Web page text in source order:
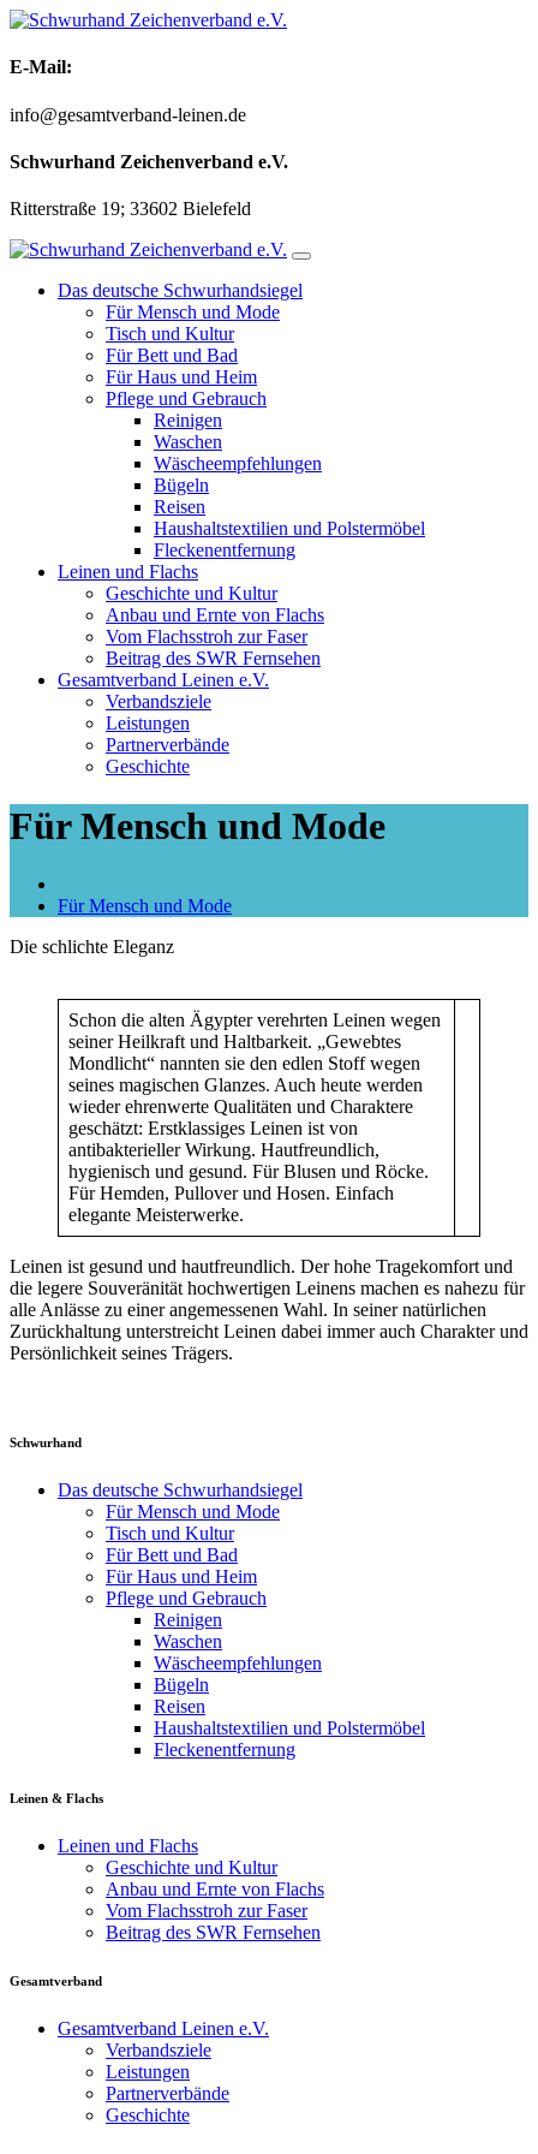
Zum
springen
E-Mail:
info@gesamtverband-leinen.de
Schwurhand Zeichenverband e.V.
Ritterstraße 19; 33602 Bielefeld
Das deutsche Schwurhandsiegel
Für Mensch und Mode
Tisch und Kultur
Für Bett und Bad
Für Haus und Heim
Pflege und Gebrauch
Reinigen
Waschen
Wäscheempfehlungen
Bügeln
Reisen
Haushaltstextilien und Polstermöbel
Fleckenentfernung
Leinen und Flachs
Geschichte und Kultur
Anbau und Ernte von Flachs
Vom Flachsstroh zur Faser
Beitrag des SWR Fernsehen
Gesamtverband Leinen e.V.
Verbandsziele
Leistungen
Partnerverbände
Geschichte
Für Mensch und Mode
Für Mensch und Mode
Die schlichte Eleganz
Schon die alten Ägypter verehrten Leinen wegen
seiner Heilkraft und Haltbarkeit. „Gewebtes
Mondlicht“ nannten sie den edlen Stoff wegen
seines magischen Glanzes. Auch heute werden
wieder ehrenwerte Qualitäten und Charaktere
geschätzt: Erstklassiges Leinen ist von
antibakterieller Wirkung. Hautfreundlich,
hygienisch und gesund. Für Blusen und Röcke.
Für Hemden, Pullover und Hosen. Einfach
elegante Meisterwerke.
Leinen ist gesund und hautfreundlich. Der hohe Tragekomfort und
die legere Souveränität hochwertigen Leinens machen es nahezu für
alle Anlässe zu einer angemessenen Wahl. In seiner natürlichen
Zurückhaltung unterstreicht Leinen dabei immer auch Charakter und
Persönlichkeit seines Trägers.
Schwurhand
Das deutsche Schwurhandsiegel
Für Mensch und Mode
Tisch und Kultur
Für Bett und Bad
Für Haus und Heim
Pflege und Gebrauch
Reinigen
Waschen
Wäscheempfehlungen
Bügeln
Reisen
Haushaltstextilien und Polstermöbel
Fleckenentfernung
Leinen & Flachs
Leinen und Flachs
Geschichte und Kultur
Anbau und Ernte von Flachs
Vom Flachsstroh zur Faser
Beitrag des SWR Fernsehen
Gesamtverband
Gesamtverband Leinen e.V.
Verbandsziele
Leistungen
Partnerverbände
Geschichte